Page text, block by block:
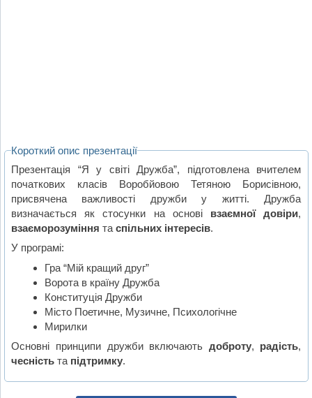
Короткий опис презентації
Презентація “Я у світі Дружба”, підготовлена вчителем
початкових класів Воробйовою Тетяною Борисівною,
присвячена важливості дружби у житті. Дружба
визначається як стосунки на основі взаємної довіри,
взаєморозуміння таспільних інтересів.
У програмі:
Гра “Мій кращий друг”
Ворота в країну Дружба
Конституція Дружби
Місто Поетичне, Музичне, Психологічне
Мирилки
Основні принципи дружби включаютьдоброту, радість,
чесність та підтримку.